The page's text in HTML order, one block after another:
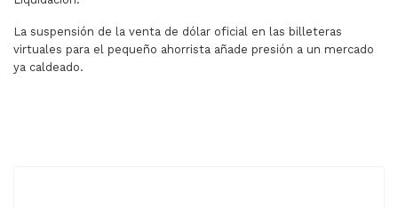
La suspensión de la venta de dólar oficial en las billeteras
virtuales para el pequeño ahorrista añade presión a un mercado
ya caldeado.